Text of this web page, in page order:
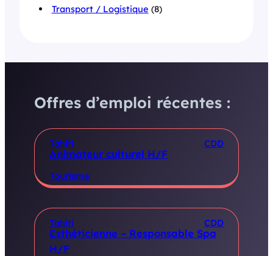
Transport / Logistique (8)
Offres d’emploi récentes :
Tahiti CDD
Animateur culturel H/F
Tourisme
Tahiti CDD
Esthéticienne – Responsable Spa
H/F